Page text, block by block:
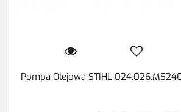
Pompa Olejowa STIHL